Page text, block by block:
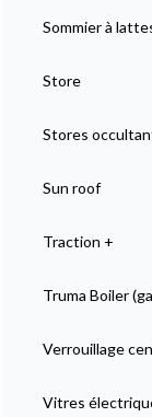
Sommier à
Store
Stores
Sun roof
Traction +
Truma Boiler
Verrouillage
Vitres